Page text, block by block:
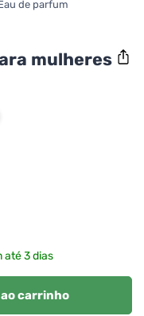
de parfum
mulheres
até 3 dias
carrinho